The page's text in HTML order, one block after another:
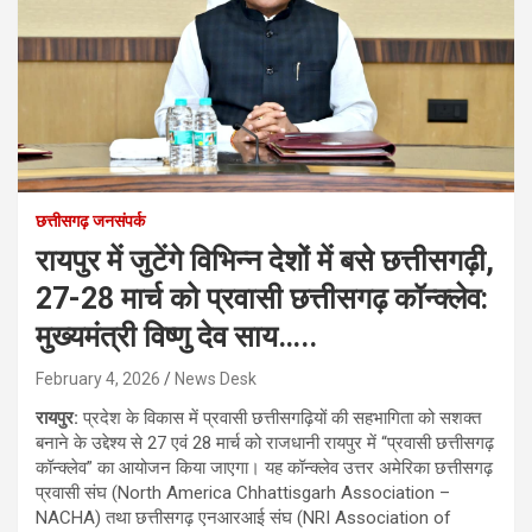
छत्तीसगढ़ जनसंपर्क
रायपुर में जुटेंगे विभिन्न देशों में बसे छत्तीसगढ़ी,
27-28 मार्च को प्रवासी छत्तीसगढ़ कॉन्क्लेव:
मुख्यमंत्री विष्णु देव साय…..
February 4, 2026 News Desk
रायपुर:प्रदेश के विकास में प्रवासी छत्तीसगढ़ियों की सहभागिता को सशक्त
बनाने के उद्देश्य से 27 एवं 28 मार्च को राजधानी रायपुर में “प्रवासी छत्तीसगढ़
कॉन्क्लेव” का आयोजन किया जाएगा। यह कॉन्क्लेव उत्तर अमेरिका छत्तीसगढ़
प्रवासी संघ (North America Chhattisgarh Association –
NACHA) तथा छत्तीसगढ़ एनआरआई संघ (NRI Association of